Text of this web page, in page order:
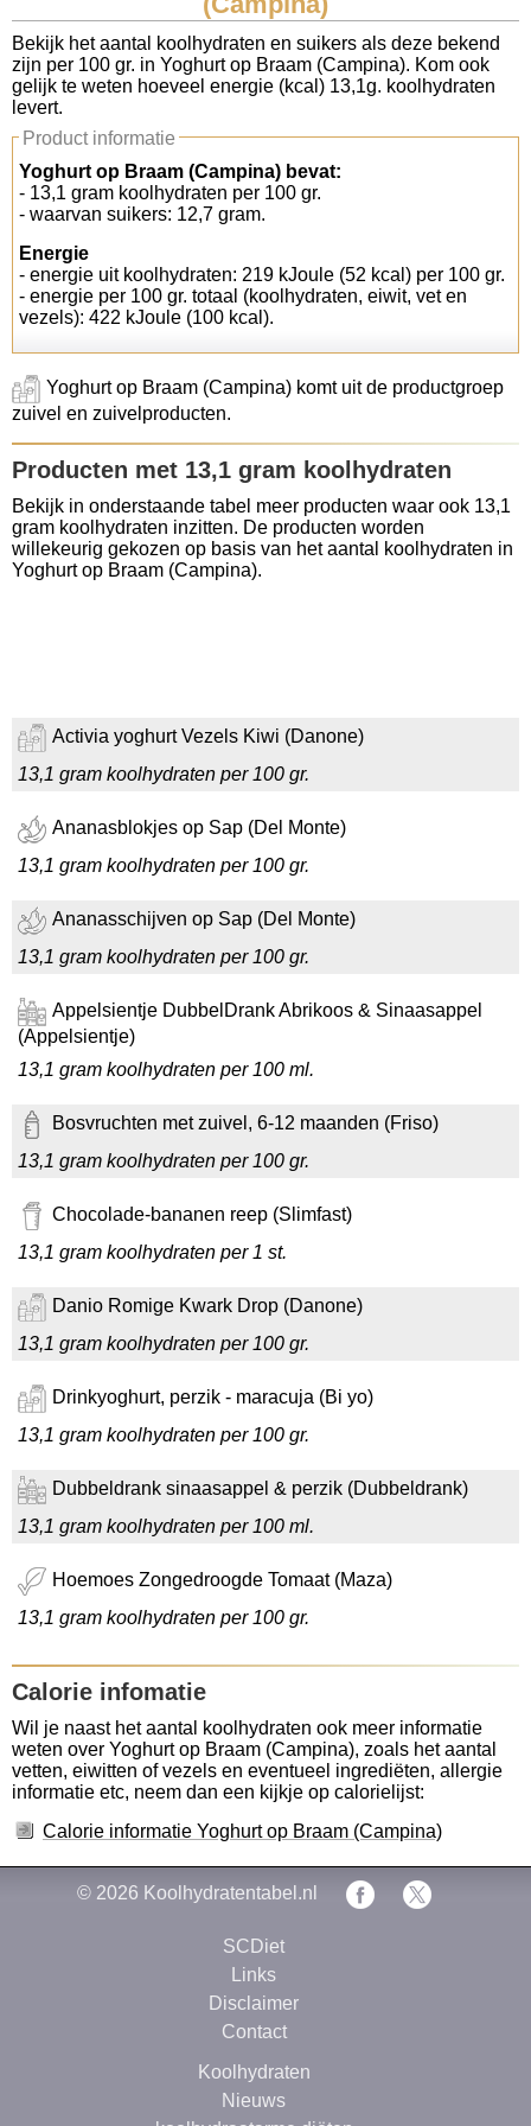
Koolhydraten tellen
Links
Bekijk het aantal koolhydraten en suikers als deze bekend
zijn per 100 gr. in Yoghurt op Braam (Campina). Kom ook
gelijk te weten hoeveel energie (kcal) 13,1g. koolhydraten
levert.
Product informatie
Yoghurt op Braam (Campina) bevat:
- 13,1 gram koolhydraten per 100 gr.
- waarvan suikers: 12,7 gram.
Energie
- energie uit koolhydraten: 219 kJoule (52 kcal) per 100 gr.
- energie per 100 gr. totaal (koolhydraten, eiwit, vet en
vezels): 422 kJoule (100 kcal).
Yoghurt op Braam (Campina) komt uit de productgroep
zuivel en zuivelproducten.
Producten met 13,1 gram koolhydraten
Bekijk in onderstaande tabel meer producten waar ook 13,1
gram koolhydraten inzitten. De producten worden
willekeurig gekozen op basis van het aantal koolhydraten in
Yoghurt op Braam (Campina).
Activia yoghurt Vezels Kiwi (Danone)
13,1 gram koolhydraten per 100 gr.
Ananasblokjes op Sap (Del Monte)
13,1 gram koolhydraten per 100 gr.
Ananasschijven op Sap (Del Monte)
13,1 gram koolhydraten per 100 gr.
Appelsientje DubbelDrank Abrikoos & Sinaasappel
(Appelsientje)
13,1 gram koolhydraten per 100 ml.
Bosvruchten met zuivel, 6-12 maanden (Friso)
13,1 gram koolhydraten per 100 gr.
Chocolade-bananen reep (Slimfast)
13,1 gram koolhydraten per 1 st.
Danio Romige Kwark Drop (Danone)
13,1 gram koolhydraten per 100 gr.
Drinkyoghurt, perzik - maracuja (Bi yo)
13,1 gram koolhydraten per 100 gr.
Dubbeldrank sinaasappel & perzik (Dubbeldrank)
13,1 gram koolhydraten per 100 ml.
Hoemoes Zongedroogde Tomaat (Maza)
13,1 gram koolhydraten per 100 gr.
Calorie infomatie
Wil je naast het aantal koolhydraten ook meer informatie
weten over Yoghurt op Braam (Campina), zoals het aantal
vetten, eiwitten of vezels en eventueel ingrediëten, allergie
informatie etc, neem dan een kijkje op calorielijst:
Calorie informatie Yoghurt op Braam (Campina)
© 2026 Koolhydratentabel.nl
SCDiet
Links
Disclaimer
Contact
Koolhydraten
Nieuws